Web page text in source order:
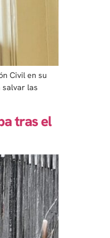
Civil en su
salvar las
tras el